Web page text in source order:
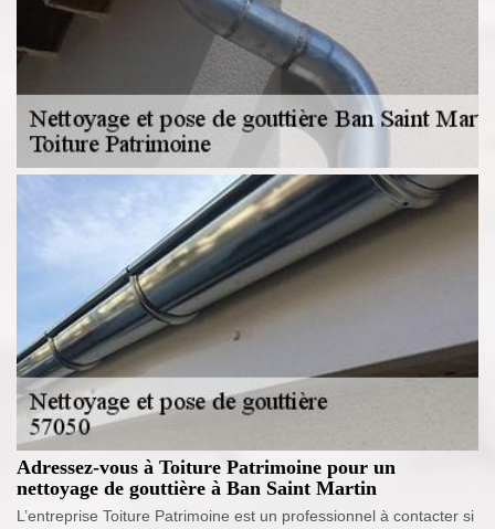
Adressez-vous à Toiture Patrimoine pour un
nettoyage de gouttière à Ban Saint Martin
L’entreprise Toiture Patrimoine est un professionnel à contacter si